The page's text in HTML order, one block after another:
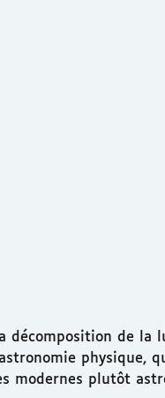
décomposition de
physique,
modernes plutôt